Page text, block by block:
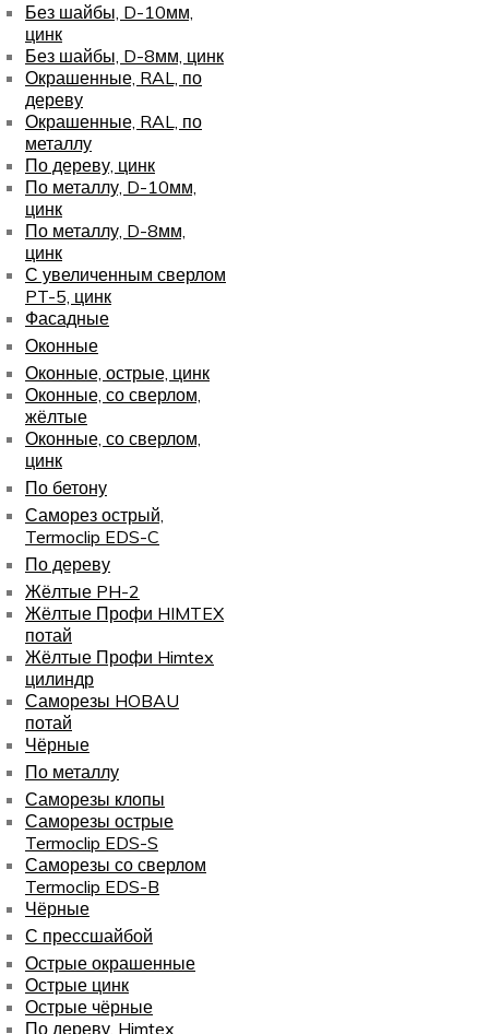
Без шайбы, D-10мм,
цинк
Без шайбы, D-8мм, цинк
Окрашенные, RAL, по
дереву
Окрашенные, RAL, по
металлу
По дереву, цинк
По металлу, D-10мм,
цинк
По металлу, D-8мм,
цинк
С увеличенным сверлом
PT-5, цинк
Фасадные
Оконные
Оконные, острые, цинк
Оконные, со сверлом,
жёлтые
Оконные, со сверлом,
цинк
По бетону
Саморез острый,
Termoclip EDS-C
По дереву
Жёлтые PH-2
Жёлтые Профи HIMTEX
потай
Жёлтые Профи Himtex
цилиндр
Саморезы HOBAU
потай
Чёрные
По металлу
Саморезы клопы
Саморезы острые
Termoclip EDS-S
Саморезы со сверлом
Termoclip EDS-B
Чёрные
С прессшайбой
Острые окрашенные
Острые цинк
Острые чёрные
По дереву, Himtex